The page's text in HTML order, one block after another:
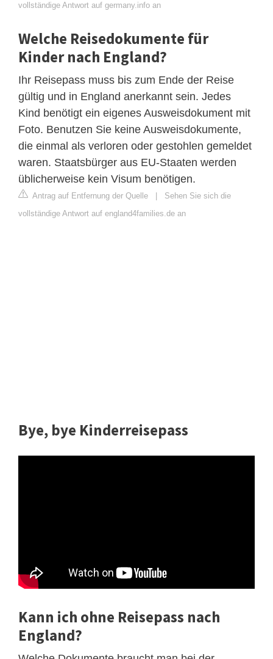
vollständige Antwort auf germany.info an
Welche Reisedokumente für
Kinder nach England?
Ihr Reisepass muss bis zum Ende der Reise
gültig und in England anerkannt sein. Jedes
Kind benötigt ein eigenes Ausweisdokument mit
Foto. Benutzen Sie keine Ausweisdokumente,
die einmal als verloren oder gestohlen gemeldet
waren. Staatsbürger aus EU-Staaten werden
üblicherweise kein Visum benötigen.
Antrag auf Entfernung der Quelle
Sehen Sie sich die
vollständige Antwort auf england4families.de an
Bye, bye Kinderreisepass
Kann ich ohne Reisepass nach
England?